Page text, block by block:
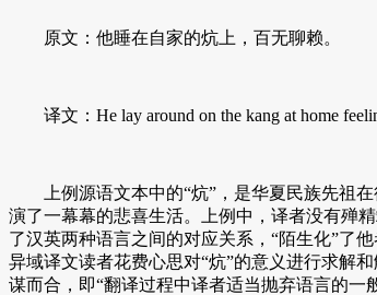
原文：他睡在自家的炕上，百无聊赖。
译文：He lay around on the kang at home
上例源语文本中的“炕”，是华夏民族先祖在
演了一幕幕的悲喜生活。上例中，译者没有殚
了汉英两种语言之间的对应关系，“陌生化”了
异域译文读者花费心思对“炕”的意义进行求解
谋而合，即“翻译过程中译者适当抛弃语言的